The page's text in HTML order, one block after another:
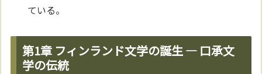
ている。
第1章 フィンランド文学の誕生 ― 口承文
学の伝統